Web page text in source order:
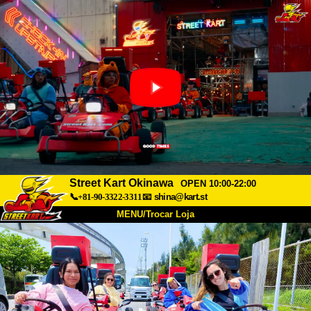
Street Kart Okinawa
OPEN 10:00-22:00
📞+81-90-3322-3311📧 shina@kart.st
MENU/Trocar Loja
INÍCIO
Sobre Especificações Preços
Acesso Opiniões FAQ